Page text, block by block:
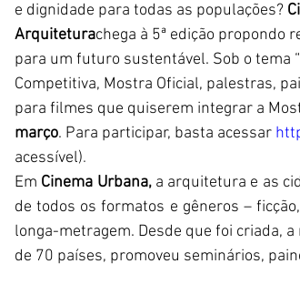
e dignidade para todas as populações?
Arquiteturachega à 5ª edição propondo
para um futuro sustentável. Sob o tema “
Competitiva, Mostra Oficial, palestras,
para filmes que quiserem integrar a
março. Para participar, basta acessar
acessível).
Em Cinema Urbana, a arquitetura e as
de todos os formatos e gêneros –
longa-metragem. Desde que foi criada,
de 70 países, promoveu seminários,